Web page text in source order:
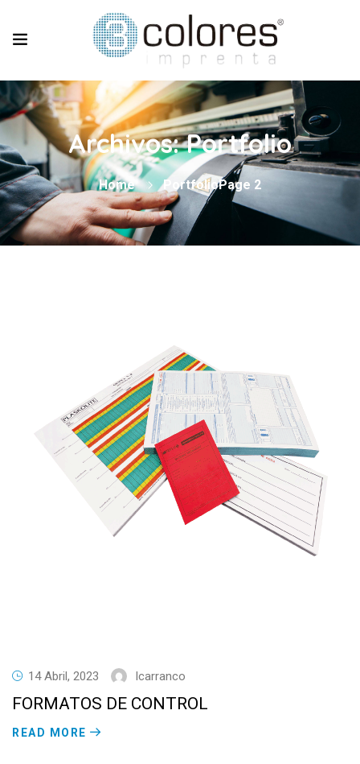
Archivos:Portfolio
Home PortfolioPage 2
14 Abril, 2023 Icarranco
FORMATOS DE CONTROL
READ MORE